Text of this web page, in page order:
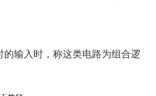
输入时，称这类电路为组合逻